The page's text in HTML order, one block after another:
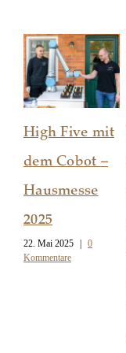
High Five mit
dem Cobot –
Hausmesse
2025
22. Mai 2025 | 0
Kommentare